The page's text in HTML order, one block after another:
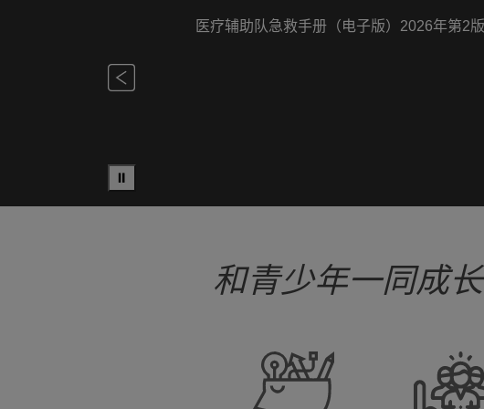
2026年第1期医疗辅助队队讯已经出版
⏸
和青少年一同成长